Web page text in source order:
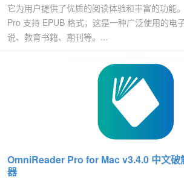
它为用户提供了优质的阅读体验和丰富的功能
Pro 支持 EPUB 格式，这是一种广泛使用的电
说、教育书籍、期刊等。...
OmniReader Pro for Mac v3.4.0 中文破
器